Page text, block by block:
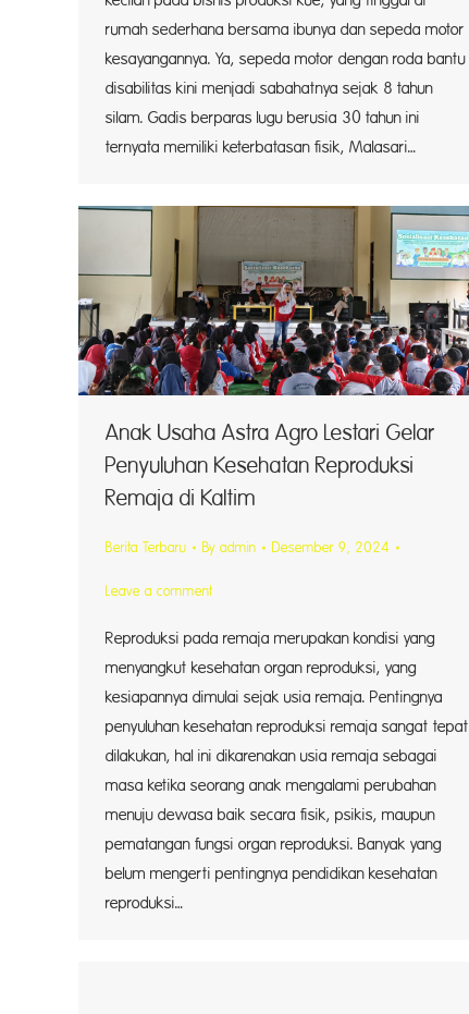
rumah sederhana bersama ibunya dan sepeda motor
kesayangannya. Ya, sepeda motor dengan roda bantu
disabilitas kini menjadi sabahatnya sejak 8 tahun
silam. Gadis berparas lugu berusia 30 tahun ini
ternyata memiliki keterbatasan fisik, Malasari…
Anak Usaha Astra Agro Lestari Gelar
Penyuluhan Kesehatan Reproduksi
Remaja di Kaltim
Berita Terbaru By admin Desember 9, 2024
Leave a comment
Reproduksi pada remaja merupakan kondisi yang
menyangkut kesehatan organ reproduksi, yang
kesiapannya dimulai sejak usia remaja. Pentingnya
penyuluhan kesehatan reproduksi remaja sangat tepat
dilakukan, hal ini dikarenakan usia remaja sebagai
masa ketika seorang anak mengalami perubahan
menuju dewasa baik secara fisik, psikis, maupun
pematangan fungsi organ reproduksi. Banyak yang
belum mengerti pentingnya pendidikan kesehatan
reproduksi…